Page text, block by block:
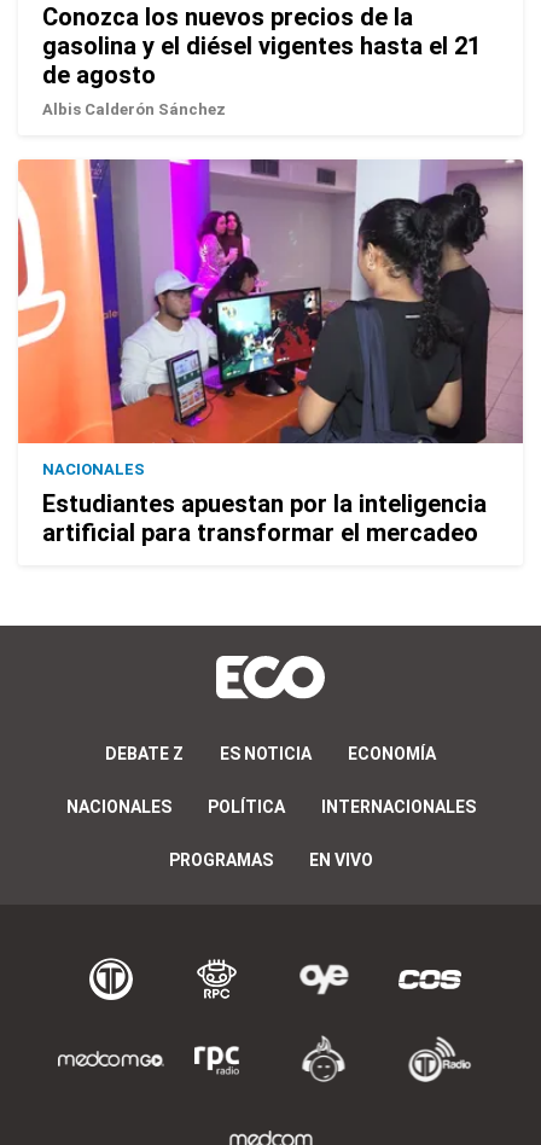
Conozca los nuevos precios de la
gasolina y el diésel vigentes hasta el 21
de agosto
Albis Calderón Sánchez
NACIONALES
Estudiantes apuestan por la inteligencia
artificial para transformar el mercadeo
DEBATE Z ES NOTICIA ECONOMÍA
NACIONALES POLÍTICA INTERNACIONALES
PROGRAMAS EN VIVO